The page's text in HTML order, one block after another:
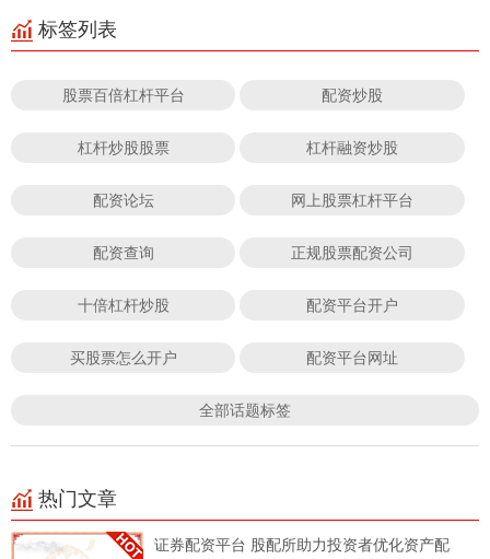
标签列表
股票百倍杠杆平台 配资炒股
杠杆炒股股票 杠杆融资炒股
配资论坛 网上股票杠杆平台
配资查询 正规股票配资公司
十倍杠杆炒股 配资平台开户
买股票怎么开户 配资平台网址
全部话题标签
热门文章
证券配资平台 股配所助力投资者优化资产配